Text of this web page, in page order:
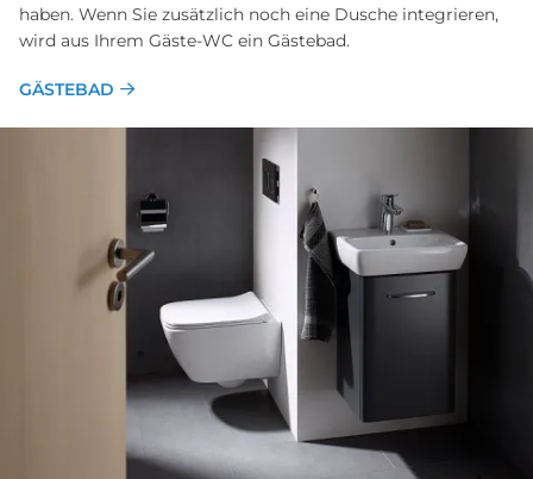
haben. Wenn Sie zusätzlich noch eine Dusche integrieren,
wird aus Ihrem Gäste-WC ein Gästebad.
GÄSTEBAD